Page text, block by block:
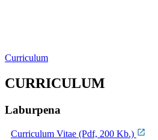
Curriculum
CURRICULUM
Laburpena
Curriculum Vitae (Pdf, 200 Kb.)